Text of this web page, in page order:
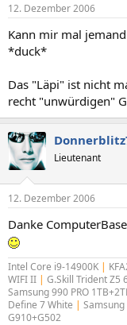
12. Dezember 2006
Kann mir mal
*duck*
Das "Läpi" ist nicht
recht "unwürdigen"
Lieutenant
12. Dezember 2006
Danke
Intel Core i9-14900K |
WIFI II | G.Skill Trident Z5
Samsung 990 PRO
Define 7 White | Samsung
G910+G502